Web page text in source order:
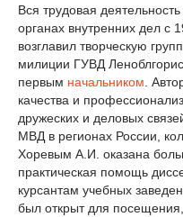
Вся трудовая
органах внутренних дел с
возглавил творческую
милиции ГУВД
первым начальником .
качества и
дружеских и деловых
МВД в регионах России,
Хоревым А.И. оказана
практическая помощь
курсантам учебных
был открыт для